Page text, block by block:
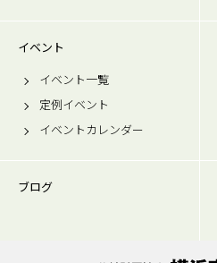
イベント
イベント一覧
定例イベント
イベントカレンダー
ブログ